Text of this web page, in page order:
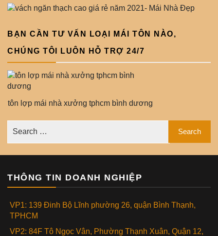
BẠN CẦN TƯ VẤN LOẠI MÁI TÔN NÀO,
CHÚNG TÔI LUÔN HỖ TRỢ 24/7
tôn lợp mái nhà xưởng tphcm bình dương
THÔNG TIN DOANH NGHIỆP
VP1: 139 Đinh Bộ Lĩnh phường 26, quận Bình Thạnh,
TPHCM
VP2: 84F Tô Ngọc Vân, Phường Thạnh Xuân, Quận 12,